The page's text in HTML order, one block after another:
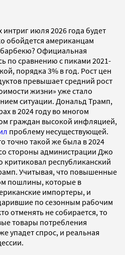
июля 2026 года будет
обойдется американцам
барбекю? Официальная
по сравнению с пиками 2021-
порядка 3% в год. Рост цен
превышает средний рост
жизни» уже стало
ситуации. Дональд Трамп,
в 2024 году во многом
граждан высокой инфляцией,
проблему несуществующей.
точно такой же была в 2024
стороны администрации Джо
критиковал республиканский
Учитывая, что повышенные
пошлины, которые в
импортеры, и
по сезонным рабочим
отменять не собирается, то
товары потребления
упадет спрос, и реальная